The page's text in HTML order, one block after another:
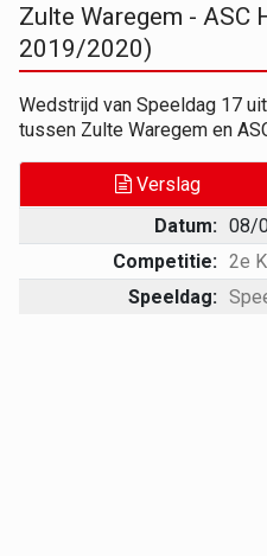
Zulte Waregem - ASC
2019/2020)
Wedstrijd van Speeldag 17
tussen Zulte Waregem en
Verslag
Datum: 08/
Competitie: 2e
Speeldag: